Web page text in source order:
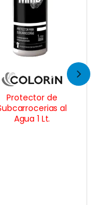
Underlastic Protector
Subcarroceria
Secado Rápido 1 Lt.